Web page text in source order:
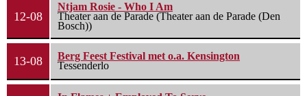
12-08
Ntjam Rosie - Who I Am
Theater aan de Parade (Theater aan de Parade (Den
Bosch))
13-08
Berg Feest Festival met o.a. Kensington
Tessenderlo